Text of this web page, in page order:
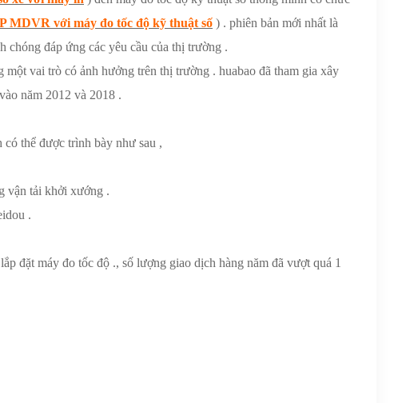
MDVR với máy đo tốc độ kỹ thuật số ) . phiên bản mới nhất là
chóng đáp ứng các yêu cầu của thị trường .
vai trò có ảnh hưởng trên thị trường . huabao đã tham gia xây
năm 2012 và 2018 .
thể được trình bày như sau ,
vận tải khởi xướng .
.
đặt máy đo tốc độ ., số lượng giao dịch hàng năm đã vượt quá 1